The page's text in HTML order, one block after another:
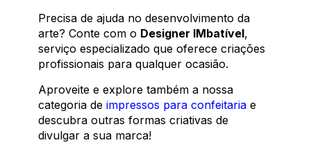
Precisa de ajuda no desenvolvimento da
arte? Conte com o Designer IMbatível,
serviço especializado que oferece criações
profissionais para qualquer ocasião.
Aproveite e explore também a nossa
categoria de impressos para confeitaria e
descubra outras formas criativas de
divulgar a sua marca!